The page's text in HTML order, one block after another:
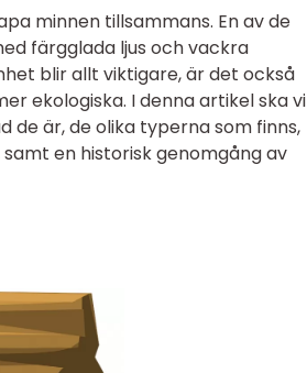
minnen tillsammans. En av de
färgglada ljus och vackra
blir allt viktigare, är det också
ekologiska. I denna artikel ska vi
de är, de olika typerna som finns,
en historisk genomgång av